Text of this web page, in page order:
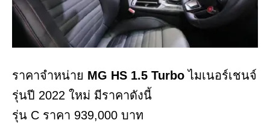
ราคาจำหน่าย MG HS 1.5 Turbo ไมเนอร์เชนจ์
รุ่นปี 2022 ใหม่ มีราคาดังนี้
รุ่น C ราคา 939,000 บาท